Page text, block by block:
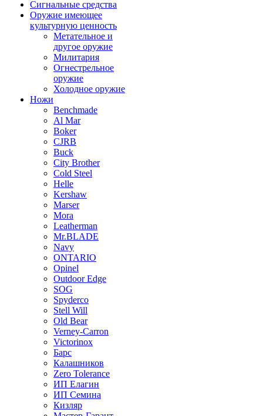
Сигнальные средства
Оружие имеющее
культурную ценность
Метательное и
другое оружие
Милитария
Огнестрельное
оружие
Холодное оружие
Ножи
Benchmade
Al Mar
Boker
CJRB
Buck
City Brother
Cold Steel
Helle
Kershaw
Marser
Mora
Leatherman
Mr.BLADE
Navy
ONTARIO
Opinel
Outdoor Edge
SOG
Spyderco
Stell Will
Old Bear
Verney-Carron
Victorinox
Барс
Калашников
Zero Tolerance
ИП Елагин
ИП Семина
Кизляр